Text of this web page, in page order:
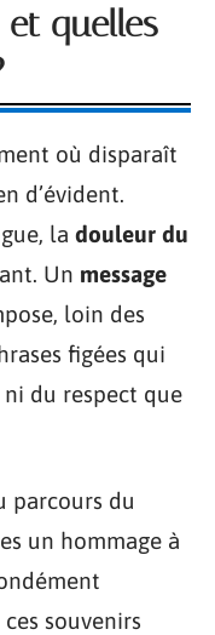
et quelles
où disparaît
d’évident.
la douleur du
Un message
loin des
figées qui
du respect que
parcours du
un hommage à
souvenirs